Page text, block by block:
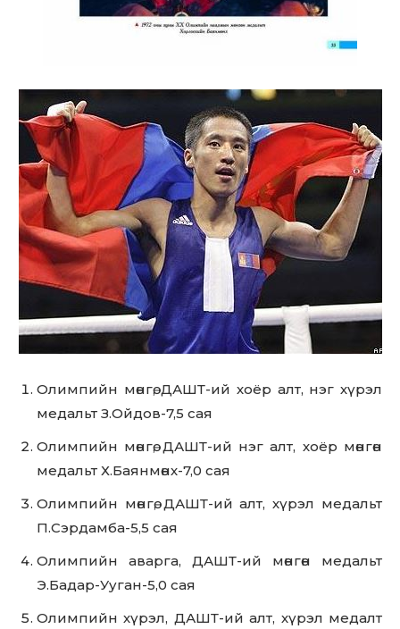
Олимпийн мөнгө, ДАШТ-ий хоёр алт, нэг хүрэл
медальт З.Ойдов-7,5 сая
Олимпийн мөнгө, ДАШТ-ий нэг алт, хоёр мөнгөн
медальт Х.Баянмөнх-7,0 сая
Олимпийн мөнгө, ДАШТ-ий алт, хүрэл медальт
П.Сэрдамба-5,5 сая
Олимпийн аварга, ДАШТ-ий мөнгөн медальт
Э.Бадар-Ууган-5,0 сая
Олимпийн хүрэл, ДАШТ-ий алт, хүрэл медалт